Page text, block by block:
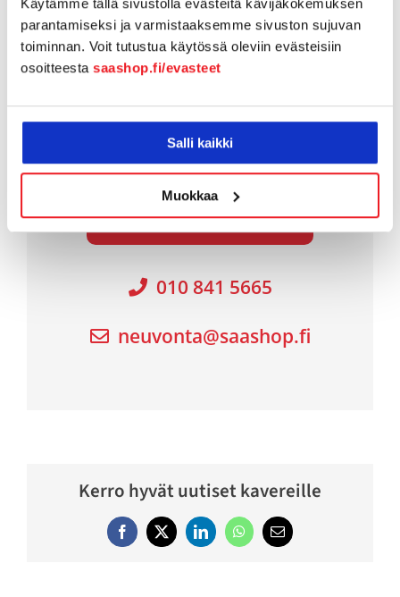
Käytämme tällä sivustolla evästeitä kävijäkokemuksen
parantamiseksi ja varmistaaksemme sivuston sujuvan
toiminnan. Voit tutustua käytössä oleviin evästeisiin
osoitteesta saashop.fi/evasteet
Salli kaikki
Muokkaa
valintaan, hankintaan ja
käyttöönottoon
ottamaan käyttöön yrityksellenne
sopivimmat ohjelmistot
SOVI TAPAAMINEN
010 841 5665
neuvonta@saashop.fi
Kerro hyvät uutiset kavereille
FacebookTwitterLinkedInWhatsApp
Email